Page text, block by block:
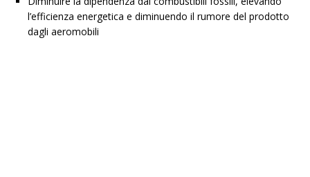
l’efficienza energetica e diminuendo il rumore del prodotto
dagli aeromobili